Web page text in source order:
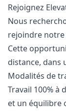
Description
Rejoignez
Nous
rejoindre notre
Cette
distance, dans
Modalités de
Travail 100%
et un équilibre